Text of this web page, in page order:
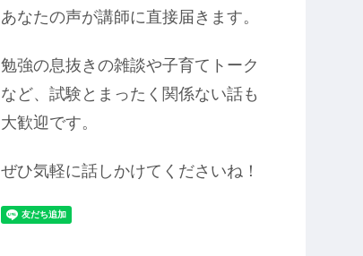
あなたの声が講師に直接届きます。
勉強の息抜きの雑談や子育てトーク
など、試験とまったく関係ない話も
大歓迎です。
ぜひ気軽に話しかけてくださいね！